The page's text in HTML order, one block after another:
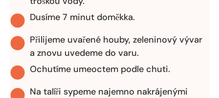
Dusíme 7 minut doměkka.
Přilijeme uvařené houby, zeleninový vývar
a znovu uvedeme do varu.
Ochutíme umeoctem podle chuti.
Na talíři sypeme najemno nakrájenými